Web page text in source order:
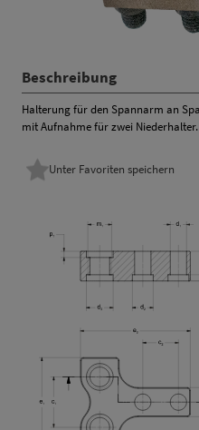
Beschreibung
Halterung für den Spannarm an
mit Aufnahme für zwei Niederhalter.
Unter Favoriten speichern